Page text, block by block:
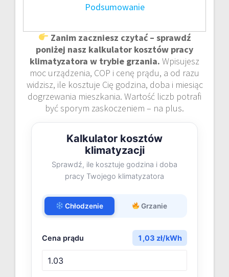
Podsumowanie
Zanim zaczniesz czytać – sprawdź
poniżej nasz kalkulator kosztów pracy
klimatyzatora w trybie grzania. Wpisujesz
moc urządzenia, COP i cenę prądu, a od razu
widzisz, ile kosztuje Cię godzina, doba i miesiąc
dogrzewania mieszkania. Wartość liczb potrafi
być sporym zaskoczeniem – na plus.
Kalkulator kosztów
klimatyzacji
Sprawdź, ile kosztuje godzina i doba
pracy Twojego klimatyzatora
Chłodzenie Grzanie
Cena prądu 1,03 zł/kWh